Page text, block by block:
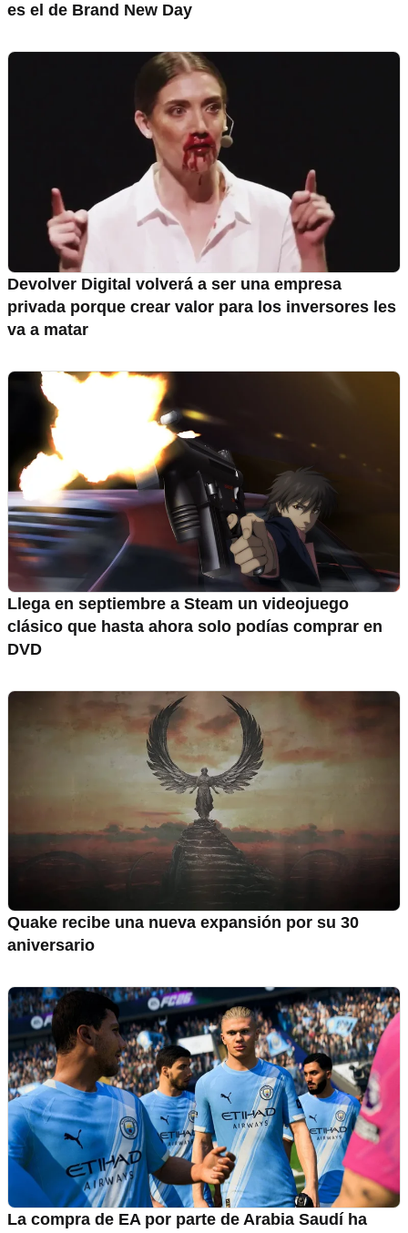
es el de Brand New Day
Devolver Digital volverá a ser una empresa
privada porque crear valor para los inversores les
va a matar
Llega en septiembre a Steam un videojuego
clásico que hasta ahora solo podías comprar en
DVD
Quake recibe una nueva expansión por su 30
aniversario
La compra de EA por parte de Arabia Saudí ha